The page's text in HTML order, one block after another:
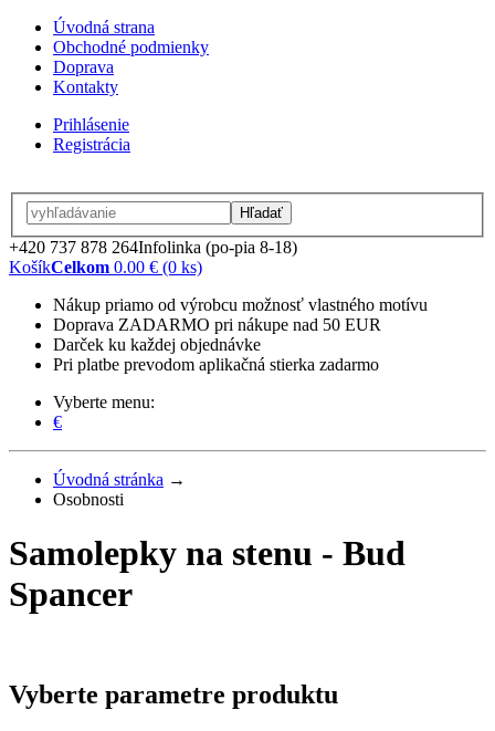
Úvodná strana
Obchodné podmienky
Doprava
Kontakty
Prihlásenie
Registrácia
Hľadať
+420 737 878 264Infolinka (po-pia 8-18)
KošíkCelkom 0.00 € (0 ks)
Nákup priamo od výrobcu možnosť vlastného motívu
Doprava ZADARMO pri nákupe nad 50 EUR
Darček ku každej objednávke
Pri platbe prevodom aplikačná stierka zadarmo
Vyberte menu:
€
Úvodná stránka →
Osobnosti
Samolepky na stenu - Bud
Spancer
Vyberte parametre produktu